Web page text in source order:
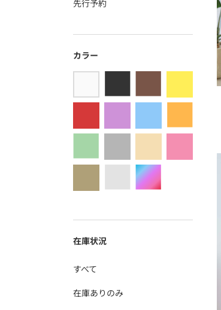
先行予約
カラー
在庫状況
すべて
在庫ありのみ